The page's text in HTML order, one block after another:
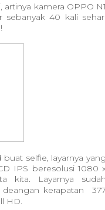
kamera OPPO
sebanyak 40 kali
selfie, layarnya
IPS beresolusi 1080
kita. Layarnya
kerapatan
HD.